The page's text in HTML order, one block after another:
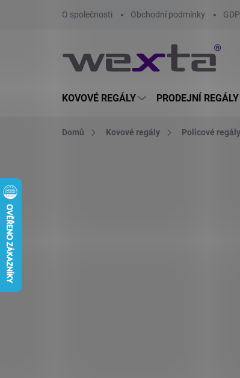
O společnosti Obchodní podmínky
KOVOVÉ REGÁLY PRODEJNÍ
Domů Kovové regály Policové regály